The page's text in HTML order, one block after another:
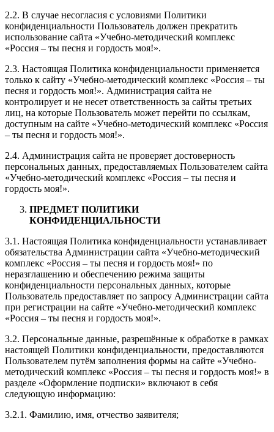
2.2. В случае несогласия с условиями Политики
конфиденциальности Пользователь должен прекратить
использование сайта «Учебно-методический комплекс
«Россия – ты песня и гордость моя!».
2.3. Настоящая Политика конфиденциальности применяется
только к сайту «Учебно-методический комплекс «Россия – ты
песня и гордость моя!». Администрация сайта не
контролирует и не несет ответственность за сайты третьих
лиц, на которые Пользователь может перейти по ссылкам,
доступным на сайте «Учебно-методический комплекс «Россия
– ты песня и гордость моя!».
2.4. Администрация сайта не проверяет достоверность
персональных данных, предоставляемых Пользователем сайта
«Учебно-методический комплекс «Россия – ты песня и
гордость моя!».
ПРЕДМЕТ ПОЛИТИКИ
КОНФИДЕНЦИАЛЬНОСТИ
3.1. Настоящая Политика конфиденциальности устанавливает
обязательства Администрации сайта «Учебно-методический
комплекс «Россия – ты песня и гордость моя!» по
неразглашению и обеспечению режима защиты
конфиденциальности персональных данных, которые
Пользователь предоставляет по запросу Администрации сайта
при регистрации на сайте «Учебно-методический комплекс
«Россия – ты песня и гордость моя!».
3.2. Персональные данные, разрешённые к обработке в рамках
настоящей Политики конфиденциальности, предоставляются
Пользователем путём заполнения формы на сайте «Учебно-
методический комплекс «Россия – ты песня и гордость моя!» в
разделе «Оформление подписки» включают в себя
следующую информацию:
3.2.1. Фамилию, имя, отчество заявителя;